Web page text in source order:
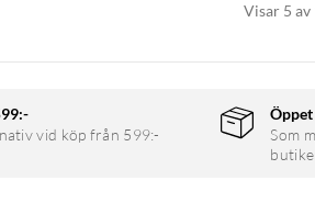
Visar 5
vid köp från 599:-
Som